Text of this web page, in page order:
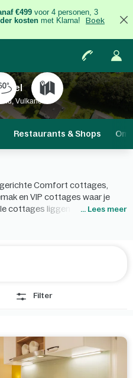
€499 voor 4 personen, 3
kosten met Klarna!
Boek
Eifel
Vulkaneifel
Restaurants & Shops
Comfort cottages,
en VIP cottages waar je
cottages liggen in het... Lees meer
Filter